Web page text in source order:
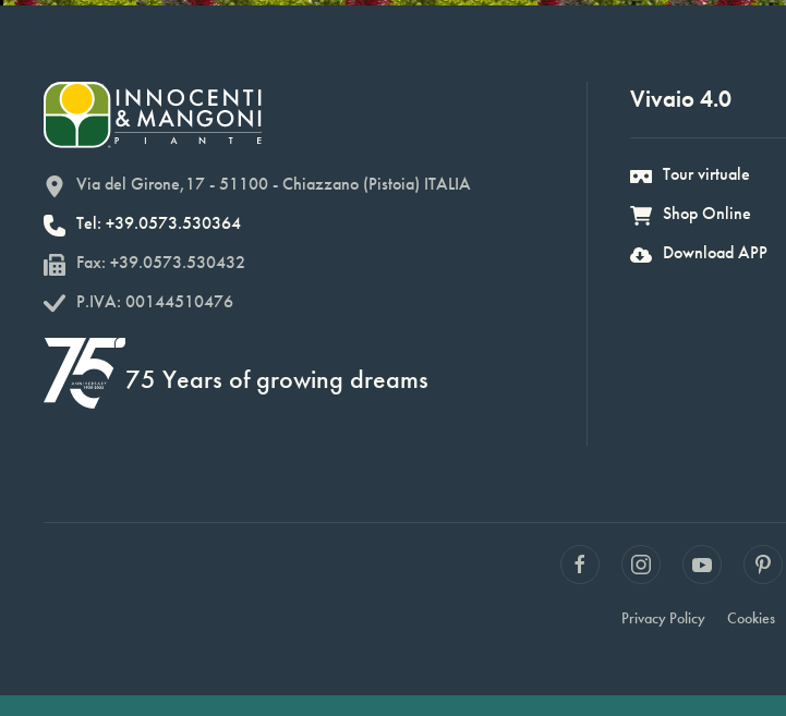
Via del Girone,17 - 51100 - Chiazzano (Pistoia) ITALIA
Tel: +39.0573.530364
Fax: +39.0573.530432
P.IVA: 00144510476
75 Years of growing dreams
Vivaio 4.0
Tour virtuale
Shop Online
Download APP
Privacy Policy Cookies